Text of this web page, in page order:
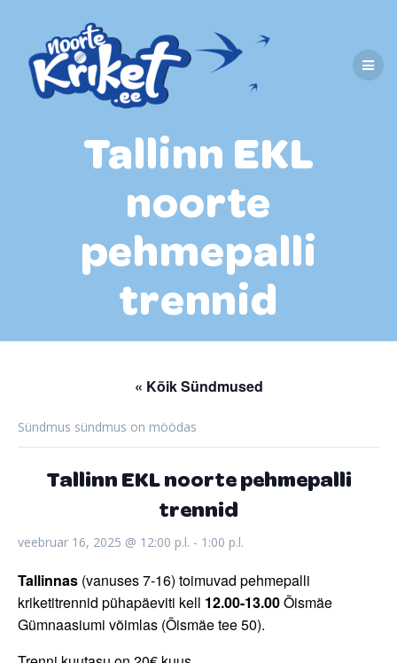
content
Tallinn EKL
noorte
pehmepalli
trennid
« Kõik Sündmused
Sündmus sündmus on möödas
Tallinn EKL noorte pehmepalli
trennid
veebruar 16, 2025 @ 12:00 p.l. - 1:00 p.l.
Tallinnas (vanuses 7-16) toimuvad pehmepalli
kriketitrennid pühapäeviti kell 12.00-13.00Õismäe
Gümnaasiumi võimlas (Õismäe tee 50).